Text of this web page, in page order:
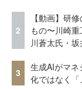
2
【動画】研
もの〜川崎
川蒼太氏・坂
3
生成AIがマ
化ではなく「